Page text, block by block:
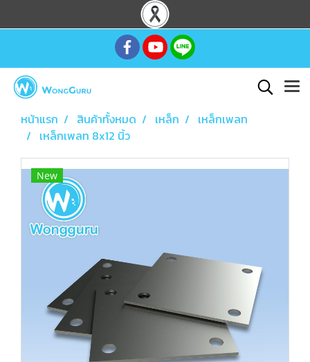
หน้าแรก สินค้าทั้งหมด เหล็ก
เหล็กเพลท
เหล็กเพลท 8x12 นิ้ว
New